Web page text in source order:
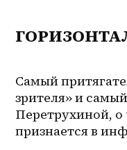
Самый
зрителя» и
Перетрухиной, о
признается в